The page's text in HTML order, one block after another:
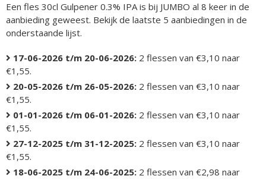
Een fles 30cl Gulpener 0.3% IPA is bij JUMBO al 8 keer in de
aanbieding geweest. Bekijk de laatste 5 aanbiedingen in de
onderstaande lijst.
17-06-2026 t/m 20-06-2026: 2 flessen van €3,10 naar
€1,55.
20-05-2026 t/m 26-05-2026: 2 flessen van €3,10 naar
€1,55.
01-01-2026 t/m 06-01-2026: 2 flessen van €3,10 naar
€1,55.
27-12-2025 t/m 31-12-2025: 2 flessen van €3,10 naar
€1,55.
18-06-2025 t/m 24-06-2025: 2 flessen van €2,98 naar